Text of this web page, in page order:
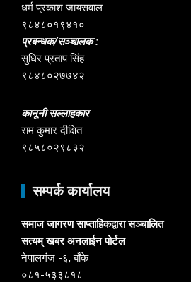
धर्म प्रकाश जायसवाल
९८४८०१९४१०
प्रबन्धक/सञ्चालक :
सुधिर प्रताप सिंह
९८४८०२७७४२
कानूनी सल्लाहकार
राम कुमार दीक्षित
९८५८०२९८३२
सम्पर्क कार्यालय
समाज जागरण साप्ताहिकद्वारा सञ्चालित
सत्यम् खबर अनलाईन पोर्टल
नेपालगंज -६, बाँके
०८१-५३३८१८